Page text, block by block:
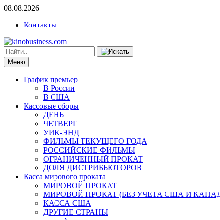
08.08.2026
Контакты
Меню
График премьер
В России
В США
Кассовые сборы
ДЕНЬ
ЧЕТВЕРГ
УИК-ЭНД
ФИЛЬМЫ ТЕКУЩЕГО ГОДА
РОССИЙСКИЕ ФИЛЬМЫ
ОГРАНИЧЕННЫЙ ПРОКАТ
ДОЛЯ ДИСТРИБЬЮТОРОВ
Касса мирового проката
МИРОВОЙ ПРОКАТ
МИРОВОЙ ПРОКАТ (БЕЗ УЧЕТА США И
КАССА США
ДРУГИЕ СТРАНЫ